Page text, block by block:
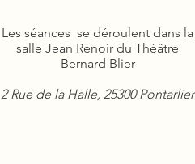
Les séances se déroulent dans la
salle Jean Renoir du Théâtre
Bernard Blier
2 Rue de la Halle, 25300 Pontarlier